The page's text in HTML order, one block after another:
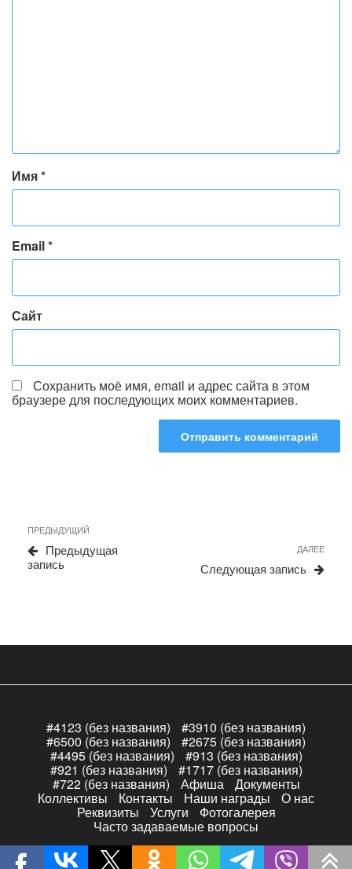
Имя*
Email*
Сайт
Сохранить моё имя, email и адрес сайта в этом
браузере для последующих моих комментариев.
записям
Предыдущая
запись
ПРЕДЫДУЩИЙ
Предыдущая
запись
ДАЛЕЕ
Следующая запись
#4123 (без названия) #3910 (без названия)
#6500 (без названия) #2675 (без названия)
#4495 (без названия) #913 (без названия)
#921 (без названия) #1717 (без названия)
#722 (без названия) Афиша Документы
Коллективы Контакты Наши награды О нас
Реквизиты Услуги Фотогалерея
Часто задаваемые вопросы